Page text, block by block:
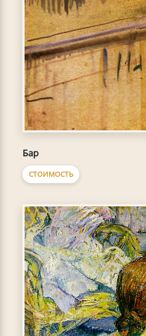
Бар
СТОИМОСТЬ